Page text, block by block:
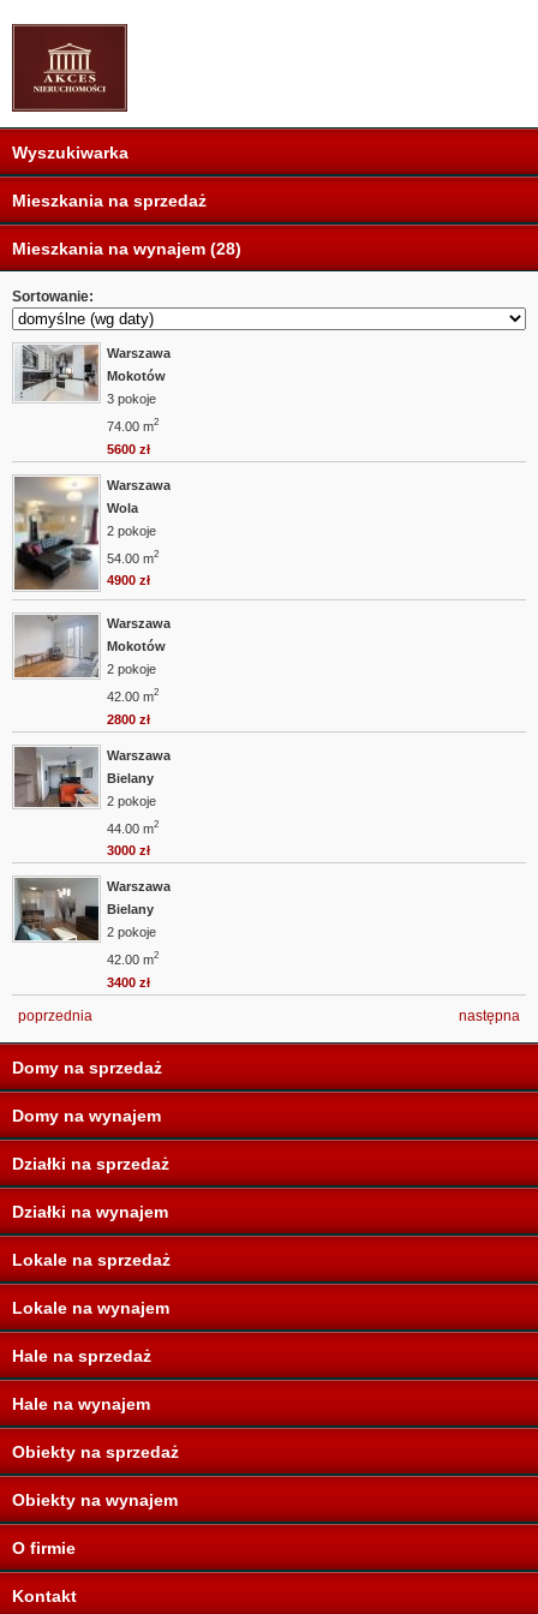
Wyszukiwarka
Mieszkania na sprzedaż
Mieszkania na wynajem (28)
Sortowanie:
Warszawa
Mokotów
3 pokoje
74.00 m2
5600 zł
Warszawa
Wola
2 pokoje
54.00 m2
4900 zł
Warszawa
Mokotów
2 pokoje
42.00 m2
2800 zł
Warszawa
Bielany
2 pokoje
44.00 m2
3000 zł
Warszawa
Bielany
2 pokoje
42.00 m2
3400 zł
poprzednia następna
Domy na sprzedaż
Domy na wynajem
Działki na sprzedaż
Działki na wynajem
Lokale na sprzedaż
Lokale na wynajem
Hale na sprzedaż
Hale na wynajem
Obiekty na sprzedaż
Obiekty na wynajem
O firmie
Kontakt